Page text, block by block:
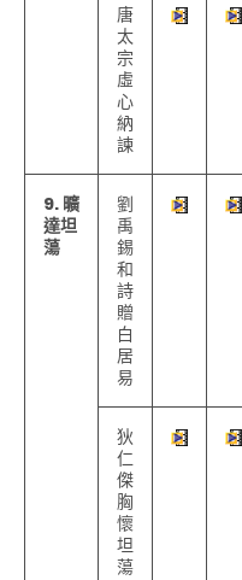
唐
太
宗
虛
心
納
諫
9. 曠
達坦
蕩
劉
禹
錫
和
詩
贈
白
居
易
狄
仁
傑
胸
懷
坦
蕩